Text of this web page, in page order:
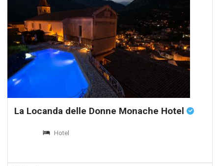
La Locanda delle Donne Monache Hotel
Hotel